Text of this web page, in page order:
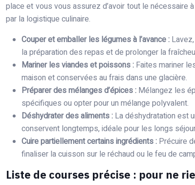
place et vous vous assurez d’avoir tout le nécessaire
par la logistique culinaire.
Couper et emballer les légumes à l’avance :
la préparation des repas et de prolonger la
Mariner les viandes et poissons : Faites mariner
maison et conservées au frais dans une glacière.
Préparer des mélanges d’épices : Mélangez les
spécifiques ou opter pour un mélange polyvalent.
Déshydrater des aliments : La déshydratation est
conservent longtemps, idéale pour les longs
Cuire partiellement certains ingrédients : Précuire
finaliser la cuisson sur le réchaud ou le feu de
Liste de courses précise : pour ne